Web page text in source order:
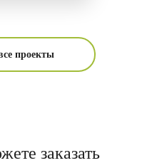
проекты
заказать